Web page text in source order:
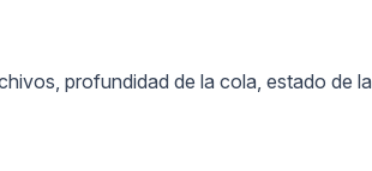
profundidad de la cola, estado de la